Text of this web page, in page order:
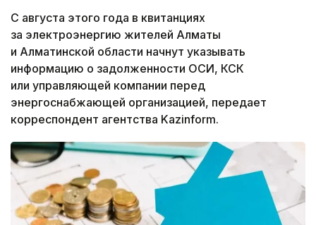
С августа этого года в квитанциях
за электроэнергию жителей Алматы
и Алматинской области начнут указывать
информацию о задолженности ОСИ, КСК
или управляющей компании перед
энергоснабжающей организацией, передает
корреспондент агентства Kazinform.